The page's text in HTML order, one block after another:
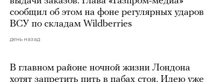
сообщил об этом на фоне регулярных ударов
ВСУ по складам Wildberries
день назад
В главном районе ночной жизни Лондона
хотят запретить пить в пабах стоя. Идею уже